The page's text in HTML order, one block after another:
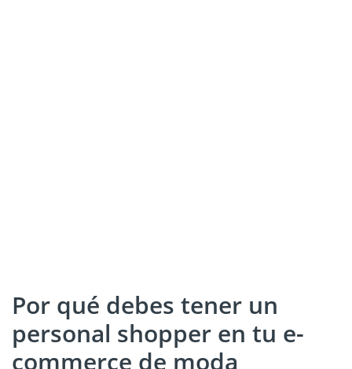
Por qué debes tener un
personal shopper en tu e-
commerce de moda